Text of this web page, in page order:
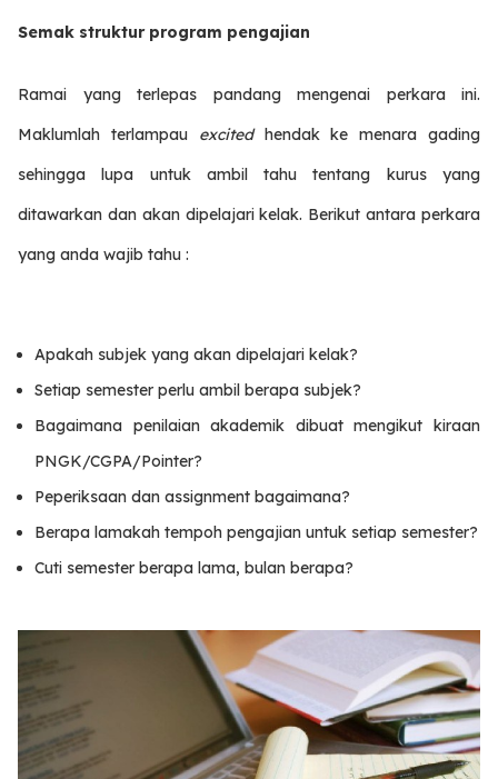
Semak struktur program pengajian
Ramai yang terlepas pandang mengenai perkara ini.
Maklumlah terlampau excited hendak ke menara gading
sehingga lupa untuk ambil tahu tentang kurus yang
ditawarkan dan akan dipelajari kelak. Berikut antara perkara
yang anda wajib tahu :
Apakah subjek yang akan dipelajari kelak?
Setiap semester perlu ambil berapa subjek?
Bagaimana penilaian akademik dibuat mengikut kiraan
PNGK/CGPA/Pointer?
Peperiksaan dan assignment bagaimana?
Berapa lamakah tempoh pengajian untuk setiap semester?
Cuti semester berapa lama, bulan berapa?